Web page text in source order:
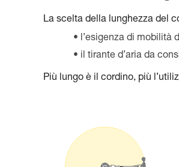
La scelta della lunghezza del
l’esigenza di mobilità
il tirante d’aria da
Più lungo è il cordino, più